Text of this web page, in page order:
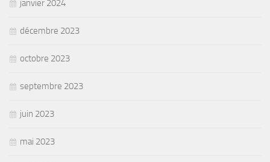
janvier 2024
décembre 2023
octobre 2023
septembre 2023
juin 2023
mai 2023